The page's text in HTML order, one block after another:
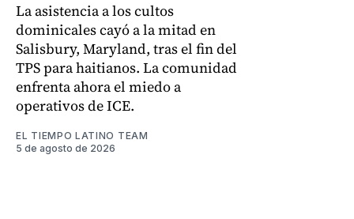
La asistencia a los cultos
dominicales cayó a la mitad en
Salisbury, Maryland, tras el fin del
TPS para haitianos. La comunidad
enfrenta ahora el miedo a
operativos de ICE.
EL TIEMPO LATINO TEAM
5 de agosto de 2026